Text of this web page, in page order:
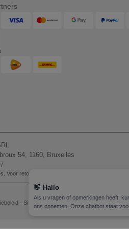
54, 1160, Bruxelles
Voor retourzending, zie hier
- Site Map Copyright 2026 needen.be -
👋 Hallo
Als u vragen of opmerkingen heeft,
ons opnemen. Onze chatbot staat